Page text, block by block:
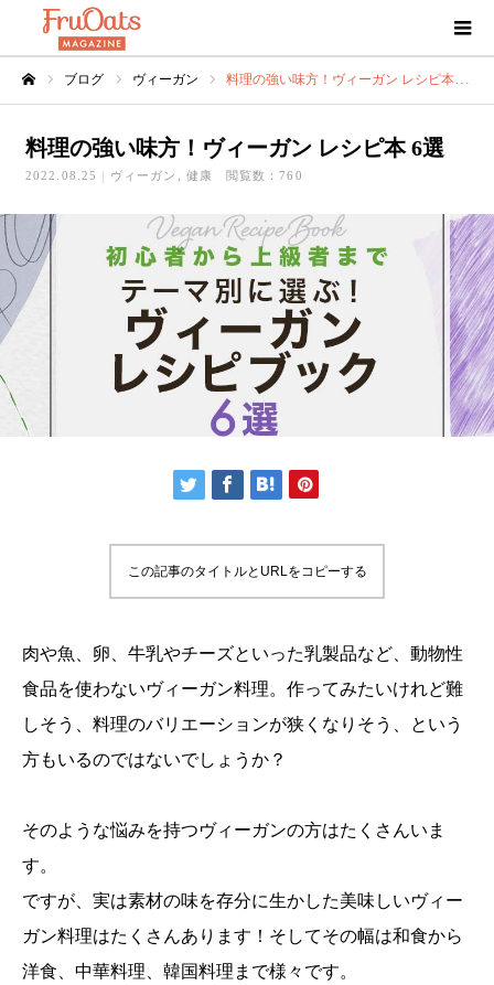
ブログ ヴィーガン 料理の強い味方！ヴィーガン レシピ本 6選
料理の強い味方！ヴィーガン レシピ本 6選
2022.08.25 ヴィーガン 健康 閲覧数：760
この記事のタイトルとURLをコピーする
肉や魚、卵、牛乳やチーズといった乳製品など、動物性
食品を使わないヴィーガン料理。作ってみたいけれど難
しそう、料理のバリエーションが狭くなりそう、という
方もいるのではないでしょうか？
そのような悩みを持つヴィーガンの方はたくさんいま
す。
ですが、実は素材の味を存分に生かした美味しいヴィー
ガン料理はたくさんあります！そしてその幅は和食から
洋食、中華料理、韓国料理まで様々です。